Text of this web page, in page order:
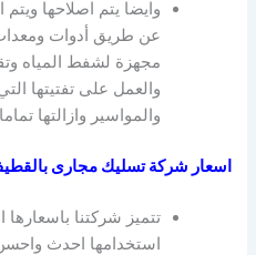
وايضا يتم اصلاحها ويتم
عن طريق أدوات
مجهزة لشفط المياه
والعمل على تفتيتها
والمواسير وازالتها
اسعار شركة تسليك مجارى
تتميز شركتنا
استخدامها احدث